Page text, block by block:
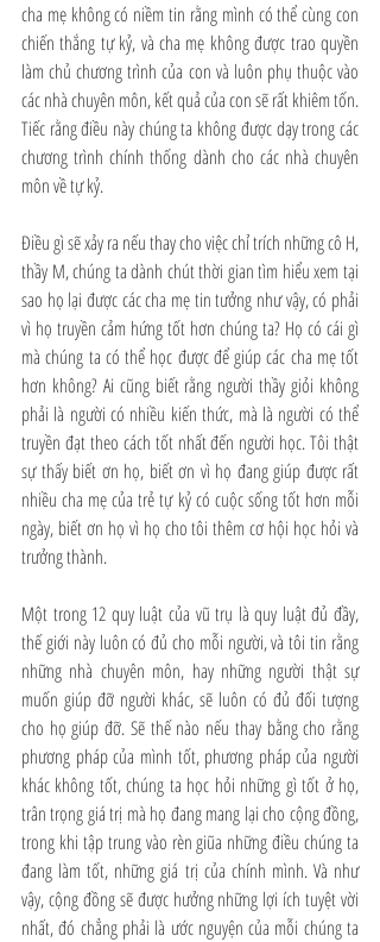
cha mẹ không có niềm tin rằng mình có thể cùng con
chiến thắng tự kỷ, và cha mẹ không được trao quyền
làm chủ chương trình của con và luôn phụ thuộc vào
các nhà chuyên môn, kết quả của con sẽ rất khiêm tốn.
Tiếc rằng điều này chúng ta không được dạy trong các
chương trình chính thống dành cho các nhà chuyên
môn về tự kỷ.
Điều gì sẽ xảy ra nếu thay cho việc chỉ trích những cô H,
thầy M, chúng ta dành chút thời gian tìm hiểu xem tại
sao họ lại được các cha mẹ tin tưởng như vậy, có phải
vì họ truyền cảm hứng tốt hơn chúng ta? Họ có cái gì
mà chúng ta có thể học được để giúp các cha mẹ tốt
hơn không? Ai cũng biết rằng người thầy giỏi không
phải là người có nhiều kiến thức, mà là người có thể
truyền đạt theo cách tốt nhất đến người học. Tôi thật
sự thấy biết ơn họ, biết ơn vì họ đang giúp được rất
nhiều cha mẹ của trẻ tự kỷ có cuộc sống tốt hơn mỗi
ngày, biết ơn họ vì họ cho tôi thêm cơ hội học hỏi và
trưởng thành.
Một trong 12 quy luật của vũ trụ là quy luật đủ đầy,
thế giới này luôn có đủ cho mỗi người, và tôi tin rằng
những nhà chuyên môn, hay những người thật sự
muốn giúp đỡ người khác, sẽ luôn có đủ đối tượng
cho họ giúp đỡ. Sẽ thế nào nếu thay bằng cho rằng
phương pháp của mình tốt, phương pháp của người
khác không tốt, chúng ta học hỏi những gì tốt ở họ,
trân trọng giá trị mà họ đang mang lại cho cộng đồng,
trong khi tập trung vào rèn giũa những điều chúng ta
đang làm tốt, những giá trị của chính mình. Và như
vậy, cộng đồng sẽ được hưởng những lợi ích tuyệt vời
nhất, đó chẳng phải là ước nguyện của mỗi chúng ta